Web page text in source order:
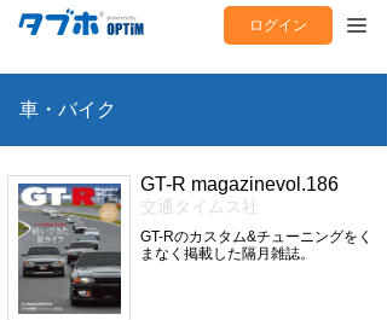
ログイン
車・バイク
GT-R magazinevol.186
交通タイムス社
GT-Rのカスタム&チューニングをく
まなく掲載した隔月雑誌。